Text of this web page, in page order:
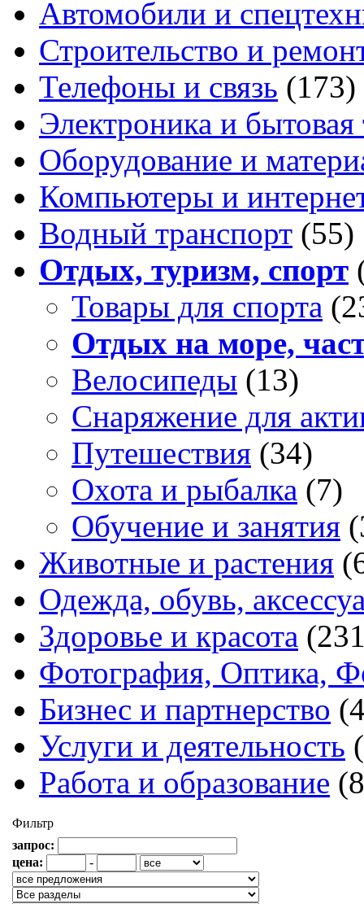
Автомобили и
Строительство и
Телефоны и связь (173)
Электроника и бытовая
Оборудование и
Компьютеры и
Водный транспорт (55)
Отдых, туризм, спорт
Товары для спорта
Отдых на море,
Велосипеды (13)
Снаряжение для
Путешествия (34)
Охота и рыбалка (7)
Обучение и занятия
Животные и растения
Одежда, обувь,
Здоровье и красота
Фотография, Оптика,
Бизнес и партнерство
Услуги и деятельность
Работа и образование
Фильтр
запрос:
цена:
-